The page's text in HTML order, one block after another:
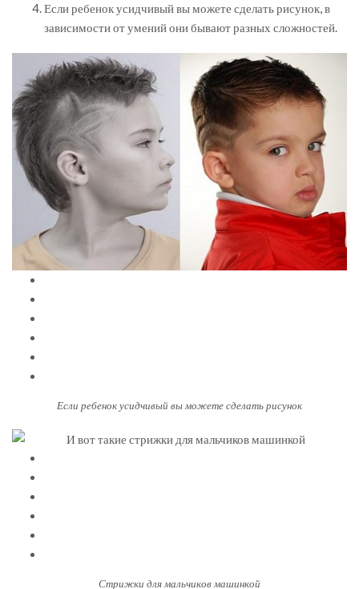
Если ребенок усидчивый вы можете сделать рисунок, в
зависимости от умений они бывают разных сложностей.
Если ребенок усидчивый вы можете сделать рисунок
Стрижки для мальчиков машинкой